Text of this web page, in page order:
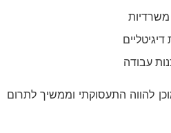
עבודה
להווה התעסוקתי וממשיך לתרום